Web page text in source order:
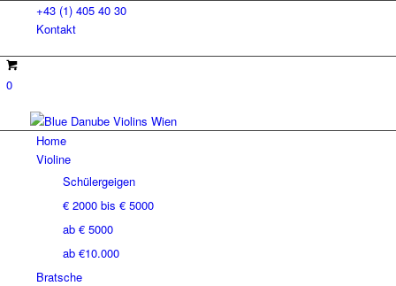
+43 (1) 405 40 30
Kontakt
0
Home
Violine
Schülergeigen
€ 2000 bis € 5000
ab € 5000
ab €10.000
Bratsche